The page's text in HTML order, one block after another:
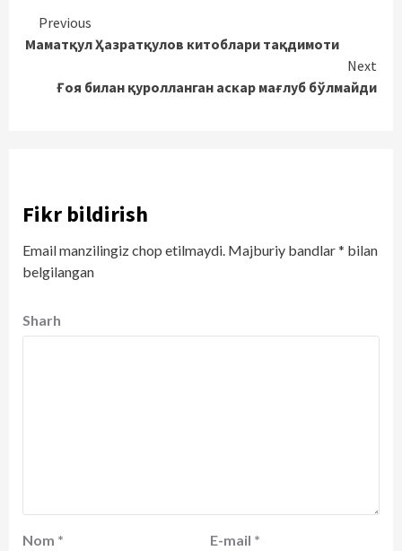
Continue
Reading
Previous
Маматқул Ҳазратқулов китоблари тақдимоти
Next
Ғоя билан қуролланган аскар мағлуб бўлмайди
Fikr bildirish
Email manzilingiz chop etilmaydi. Majburiy bandlar* bilan
belgilangan
Sharh
Nom * E-mail *